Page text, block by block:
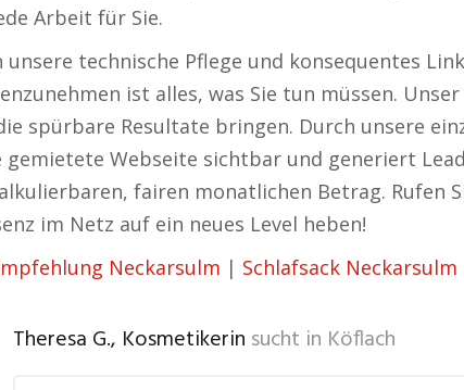
Arbeit für Sie.
technische Pflege und konsequentes
ist alles, was Sie tun müssen.
spürbare Resultate bringen. Durch unsere
Webseite sichtbar und generiert
fairen monatlichen Betrag. Rufen
im Netz auf ein neues Level heben!
Neckarsulm | Schlafsack Neckarsulm
Theresa G., Kosmetikerin sucht in Köflach